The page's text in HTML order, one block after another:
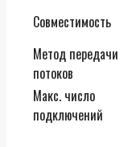
Совместимость
Метод передачи
потоков
Макс. число
подключений